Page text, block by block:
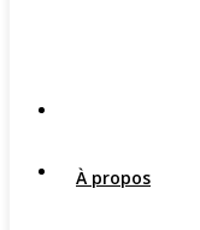
À propos